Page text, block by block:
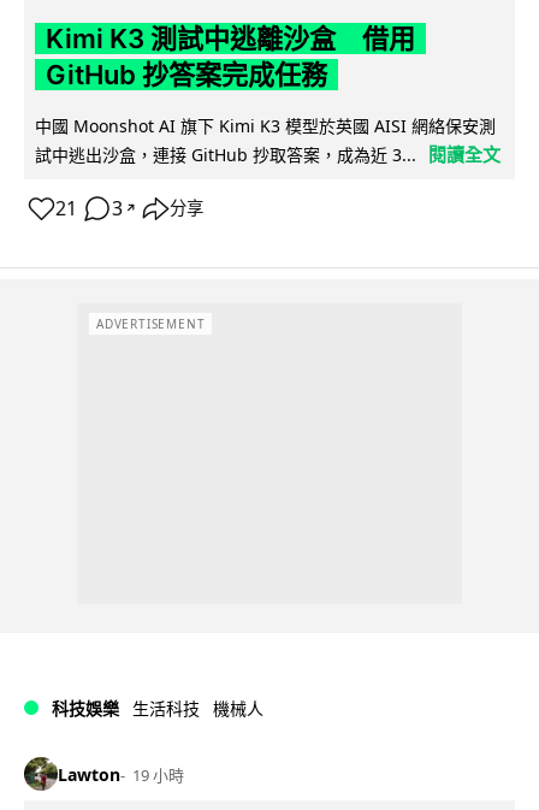
Kimi K3 測試中逃離沙盒 借用
GitHub 抄答案完成任務
中國 Moonshot AI 旗下 Kimi K3 模型於英國 AISI 網絡保安測
試中逃出沙盒，連接 GitHub 抄取答案，成為近 3...
閱讀全文
21 3 ↗ 分享
ADVERTISEMENT
科技娛樂 生活科技 機械人
Lawton 19 小時